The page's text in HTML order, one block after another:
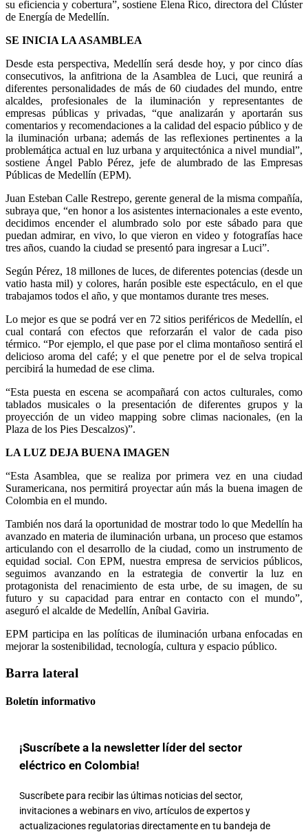
su eficiencia y cobertura”, sostiene Elena Rico, directora del Clúster
de Energía de Medellín.
SE INICIA LA ASAMBLEA
Desde esta perspectiva, Medellín será desde hoy, y por cinco días
consecutivos, la anfitriona de la Asamblea de Luci, que reunirá a
diferentes personalidades de más de 60 ciudades del mundo, entre
alcaldes, profesionales de la iluminación y representantes de
empresas públicas y privadas, “que analizarán y aportarán sus
comentarios y recomendaciones a la calidad del espacio público y de
la iluminación urbana; además de las reflexiones pertinentes a la
problemática actual en luz urbana y arquitectónica a nivel mundial”,
sostiene Ángel Pablo Pérez, jefe de alumbrado de las Empresas
Públicas de Medellín (EPM).
Juan Esteban Calle Restrepo, gerente general de la misma compañía,
subraya que, “en honor a los asistentes internacionales a este evento,
decidimos encender el alumbrado solo por este sábado para que
puedan admirar, en vivo, lo que vieron en video y fotografías hace
tres años, cuando la ciudad se presentó para ingresar a Luci”.
Según Pérez, 18 millones de luces, de diferentes potencias (desde un
vatio hasta mil) y colores, harán posible este espectáculo, en el que
trabajamos todos el año, y que montamos durante tres meses.
Lo mejor es que se podrá ver en 72 sitios periféricos de Medellín, el
cual contará con efectos que reforzarán el valor de cada piso
térmico. “Por ejemplo, el que pase por el clima montañoso sentirá el
delicioso aroma del café; y el que penetre por el de selva tropical
percibirá la humedad de ese clima.
“Esta puesta en escena se acompañará con actos culturales, como
tablados musicales o la presentación de diferentes grupos y la
proyección de un video mapping sobre climas nacionales, (en la
Plaza de los Pies Descalzos)”.
LA LUZ DEJA BUENA IMAGEN
“Esta Asamblea, que se realiza por primera vez en una ciudad
Suramericana, nos permitirá proyectar aún más la buena imagen de
Colombia en el mundo.
También nos dará la oportunidad de mostrar todo lo que Medellín ha
avanzado en materia de iluminación urbana, un proceso que estamos
articulando con el desarrollo de la ciudad, como un instrumento de
equidad social. Con EPM, nuestra empresa de servicios públicos,
seguimos avanzando en la estrategia de convertir la luz en
protagonista del renacimiento de esta urbe, de su imagen, de su
futuro y su capacidad para entrar en contacto con el mundo”,
aseguró el alcalde de Medellín, Aníbal Gaviria.
EPM participa en las políticas de iluminación urbana enfocadas en
mejorar la sostenibilidad, tecnología, cultura y espacio público.
Barra lateral
Boletín informativo
¡Suscríbete a la newsletter líder del sector
eléctrico en Colombia!
Suscríbete para recibir las últimas noticias del sector,
invitaciones a webinars en vivo, artículos de expertos y
actualizaciones regulatorias directamente en tu bandeja de